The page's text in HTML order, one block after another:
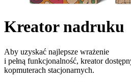
Kreator nadruku
Aby uzyskać najlepsze wrażenie
i pełną funkcjonalność, kreator
kopmuterach stacjonarnych.